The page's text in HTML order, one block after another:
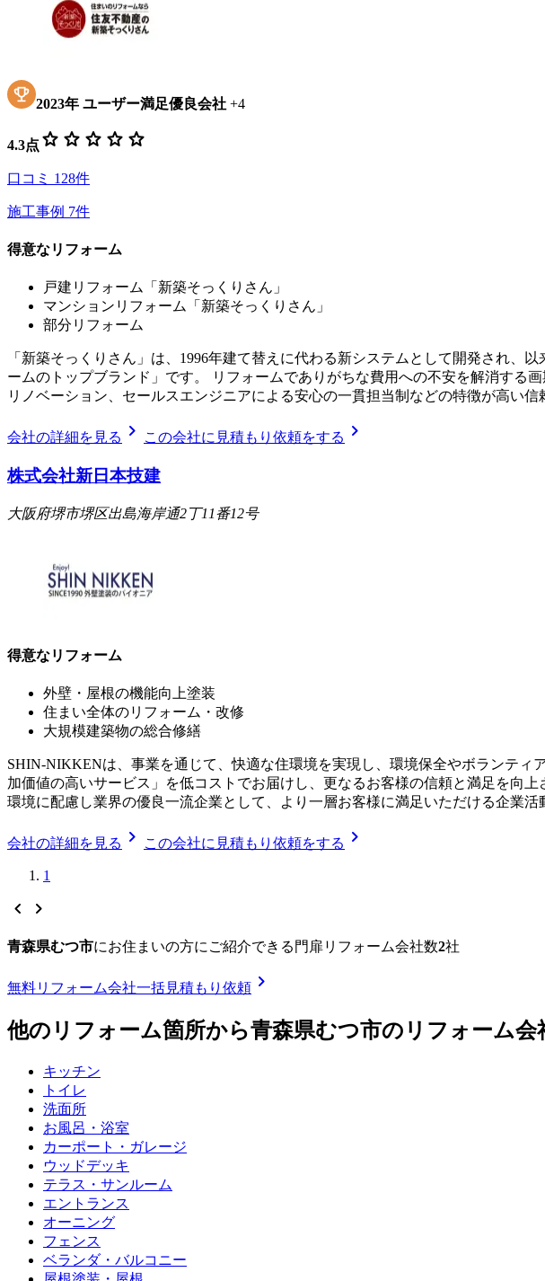
2023年 ユーザー満足優良会社 +4
4.3点 star star star star star
口コミ 128件
施工事例 7件
得意なリフォーム
戸建リフォーム「新築そっくりさん」
マンションリフォーム「新築そっくりさん」
部分リフォーム
「新築そっくりさん」は、1996年建て替えに代わる新システムとして開発され、
ームのトップブランド」です。 リフォームでありがちな費用への不安を解消す
リノベーション、セールスエンジニアによる安心の一貫担当制などの特徴が高い
会社の詳細を見る chevron_right この会社に見積もり依頼をする chevron_right
株式会社新日本技建
大阪府堺市堺区出島海岸通2丁11番12号
得意なリフォーム
外壁・屋根の機能向上塗装
住まい全体のリフォーム・改修
大規模建築物の総合修繕
SHIN-NIKKENは、事業を通じて、快適な住環境を実現し、環境保全やボランテ
加価値の高いサービス」を低コストでお届けし、更なるお客様の信頼と満足を向
環境に配慮し業界の優良一流企業として、より一層お客様に満足いただける企業活
会社の詳細を見る chevron_right この会社に見積もり依頼をする chevron_right
1
chevron_left chevron_right
青森県むつ市にお住まいの方にご紹介できる 門扉リフォーム会社数2社
無料リフォーム会社一括見積もり依頼 chevron_right
他のリフォーム箇所から青森県むつ市のリフォーム会
キッチン
トイレ
洗面所
お風呂・浴室
カーポート・ガレージ
ウッドデッキ
テラス・サンルーム
エントランス
オーニング
フェンス
ベランダ・バルコニー